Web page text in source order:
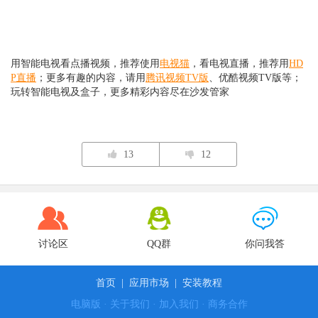
用智能电视看点播视频，推荐使用 电视猫 ，看电视直播，推荐用HD
P直播 ；更多有趣的内容，请用 腾讯视频TV版 、优酷视频TV版等；
玩转智能电视及盒子，更多精彩内容尽在沙发管家
13 12
讨论区 QQ群 你问我答
首页 | 应用市场 | 安装教程
电脑版 · 关于我们 · 加入我们 · 商务合作